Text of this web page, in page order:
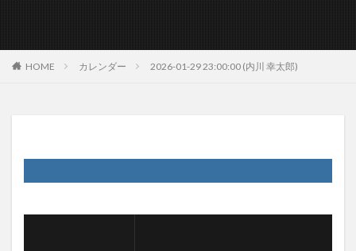
HOME カレンダー 2026-01-29 23:00:00 (内川 幸太郎)